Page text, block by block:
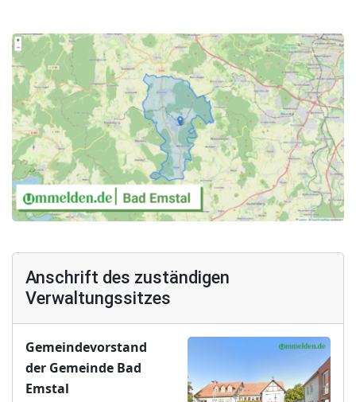
Anschrift des zuständigen
Verwaltungssitzes
Gemeindevorstand
der Gemeinde Bad
Emstal